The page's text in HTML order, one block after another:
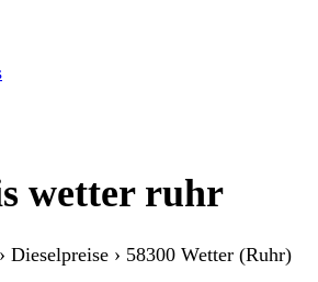
wetter ruhr
Dieselpreise › 58300 Wetter (Ruhr)